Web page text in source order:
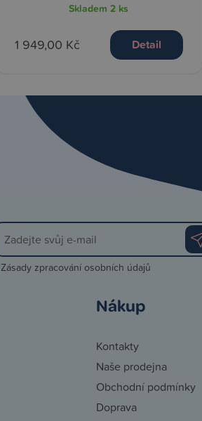
Skladem2 ks
1 949,00 Kč Detail
Zásady zpracování osobních údajů
Nákup
Kontakty
Naše prodejna
Obchodní podmínky
Doprava